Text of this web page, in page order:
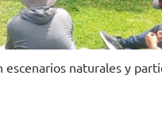
naturales y